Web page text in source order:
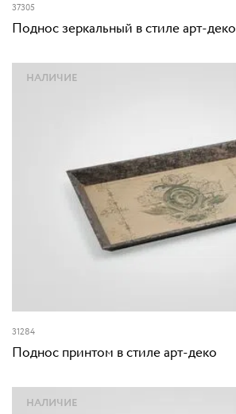
37305
Поднос зеркальный в стиле арт-деко
31284
Поднос принтом в стиле арт-деко
НАЛИЧИЕ
НАЛИЧИЕ